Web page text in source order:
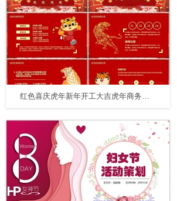
红色喜庆虎年新年开工大吉虎年商务通用PPT模板